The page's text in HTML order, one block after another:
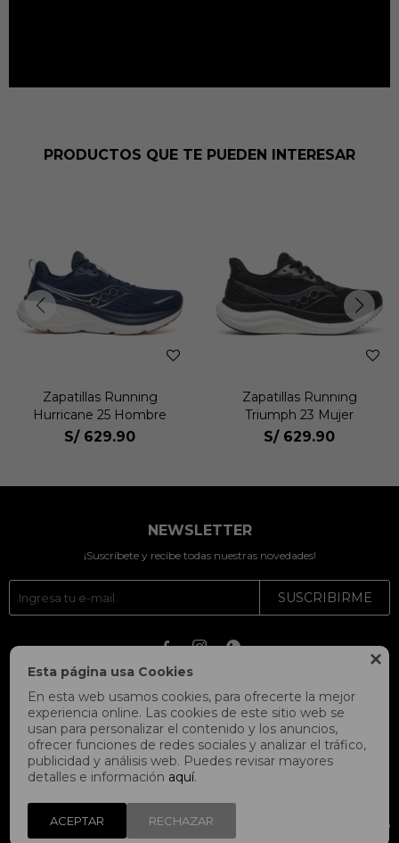

Esta página usa Cookies
En esta web usamos cookies, para ofrecerte la mejor
experiencia online. Las cookies de este sitio web se
usan para personalizar el contenido y los anuncios,
ofrecer funciones de redes sociales y analizar el tráfico,
publicidad y análisis web. Puedes revisar mayores
detalles e información aquí.
ACEPTAR RECHAZAR
PRODUCTOS QUE TE PUEDEN INTERESAR
Zapatillas Running
Hurricane 25 Hombre
S/ 629.90
Zapatillas Running
Triumph 23 Mujer
S/ 629.90
NEWSLETTER
¡Suscríbete y recibe todas nuestras novedades!
SUSCRIBIRME
  
© Copyright 2026 / Fitpoint